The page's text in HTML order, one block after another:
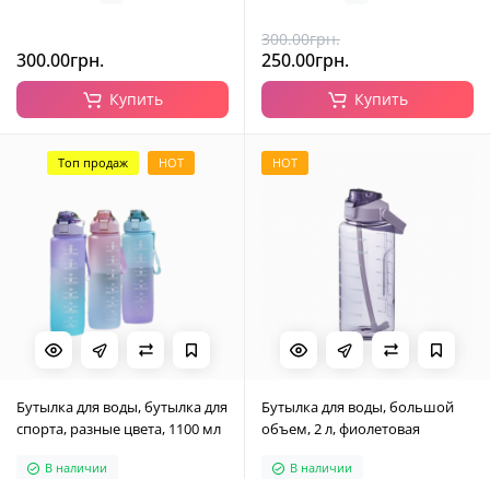
300.00грн.
Купить
300.00грн.
250.00грн.
Купить
Топ продаж HOT
Бутылка для воды, бутылка для
спорта, разные цвета, 1100 мл
В наличии
HOT
Бутылка для воды, большой
объем, 2 л, фиолетовая
В наличии